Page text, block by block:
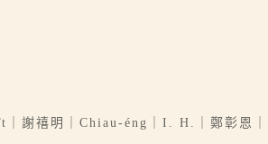
謝禧明｜Chiau-éng｜I. H.｜鄭彰恩